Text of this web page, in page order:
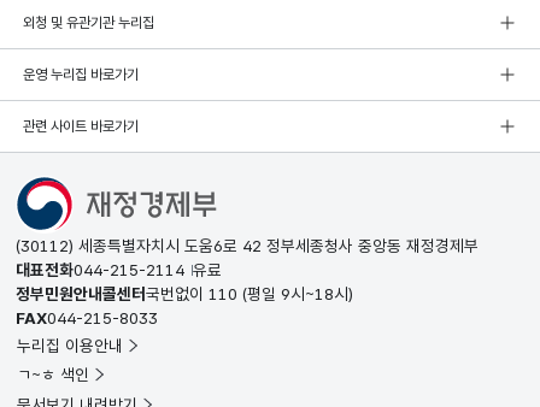
외청 및 유관기관 누리집
운영 누리집 바로가기
관련 사이트 바로가기
(30112) 세종특별자치시 도움6로 42 정부세종청사 중앙동 재정경제부
대표전화044-215-2114 유료
정부민원안내콜센터국번없이 110 (평일 9시~18시)
FAX044-215-8033
누리집 이용안내
ㄱ~ㅎ 색인